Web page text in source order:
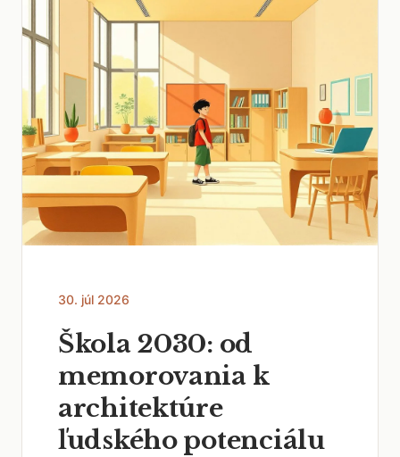
30. júl 2026
Škola 2030: od
memorovania k
architektúre
ľudského potenciálu